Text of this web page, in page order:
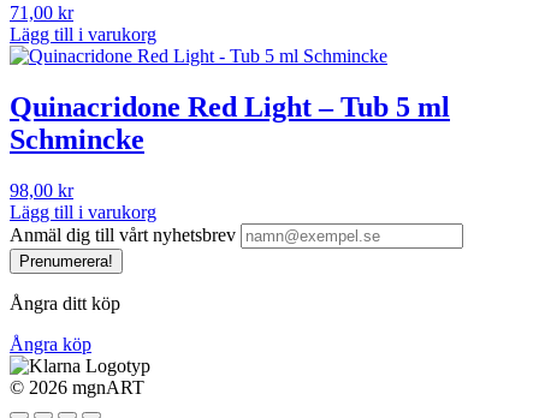
71,00 kr
Lägg till i varukorg
Quinacridone Red Light – Tub 5 ml
Schmincke
98,00 kr
Lägg till i varukorg
Anmäl dig till vårt nyhetsbrev
Prenumerera!
Ångra ditt köp
Ångra köp
© 2026 mgnART